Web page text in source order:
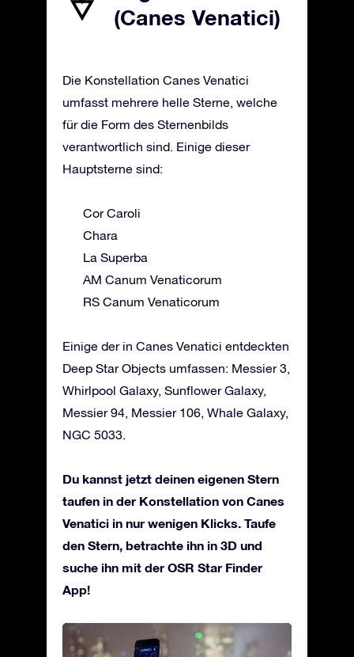
(Canes Venatici)
Die Konstellation Canes Venatici
umfasst mehrere helle Sterne, welche
für die Form des Sternenbilds
verantwortlich sind. Einige dieser
Hauptsterne sind:
Cor Caroli
Chara
La Superba
AM Canum Venaticorum
RS Canum Venaticorum
Einige der in Canes Venatici entdeckten
Deep Star Objects umfassen: Messier 3,
Whirlpool Galaxy, Sunflower Galaxy,
Messier 94, Messier 106, Whale Galaxy,
NGC 5033.
Du kannst jetzt deinen eigenen Stern
taufen in der Konstellation von Canes
Venatici in nur wenigen Klicks. Taufe
den Stern, betrachte ihn in 3D und
suche ihn mit der OSR Star Finder
App!